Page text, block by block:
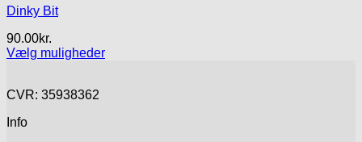
Dinky Bit
90.00kr.
Vælg muligheder
har
varianter.
CVR: 35938362
Info